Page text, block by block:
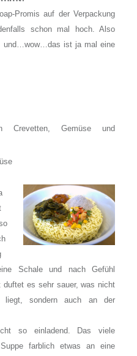
Promis auf der Verpackung
schon mal hoch. Also
und…wow…das ist ja mal eine
Crevetten, Gemüse und
Schale und nach Gefühl
duftet es sehr sauer, was nicht
liegt, sondern auch an der
so einladend. Das viele
farblich etwas an eine